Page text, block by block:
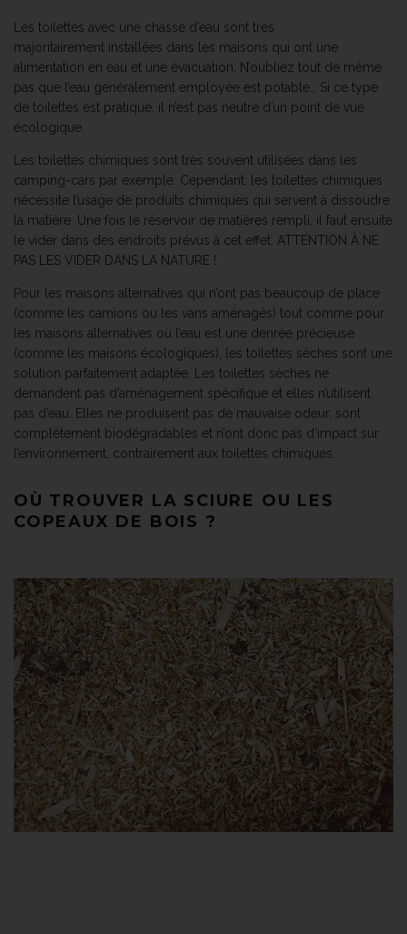
Les toilettes avec une chasse d’eau sont très
majoritairement installées dans les maisons qui ont une
alimentation en eau et une évacuation. N’oubliez tout de même
pas que l’eau généralement employée est potable… Si ce type
de toilettes est pratique, il n’est pas neutre d’un point de vue
écologique.
Les toilettes chimiques sont très souvent utilisées dans les
camping-cars par exemple. Cependant, les toilettes chimiques
nécessite l’usage de produits chimiques qui servent à dissoudre
la matière. Une fois le réservoir de matières rempli, il faut ensuite
le vider dans des endroits prévus à cet effet. ATTENTION À NE
PAS LES VIDER DANS LA NATURE !
Pour les maisons alternatives qui n’ont pas beaucoup de place
(comme les camions ou les vans aménagés) tout comme pour
les maisons alternatives où l’eau est une denrée précieuse
(comme les maisons écologiques), les toilettes sèches sont une
solution parfaitement adaptée. Les toilettes sèches ne
demandent pas d’aménagement spécifique et elles n’utilisent
pas d’eau. Elles ne produisent pas de mauvaise odeur, sont
complètement biodégradables et n’ont donc pas d’impact sur
l’environnement, contrairement aux toilettes chimiques.
OÙ TROUVER LA SCIURE OU LES
COPEAUX DE BOIS ?